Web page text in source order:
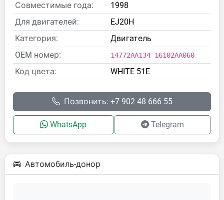
Совместимые года:
1998
Для двигателей:
EJ20H
Категория:
Двигатель
OEM номер:
14772AA134 16102AA060
Код цвета: WHITE 51E
Позвонить: +7 902 48 666 55
WhatsApp Telegram
Автомобиль-донор